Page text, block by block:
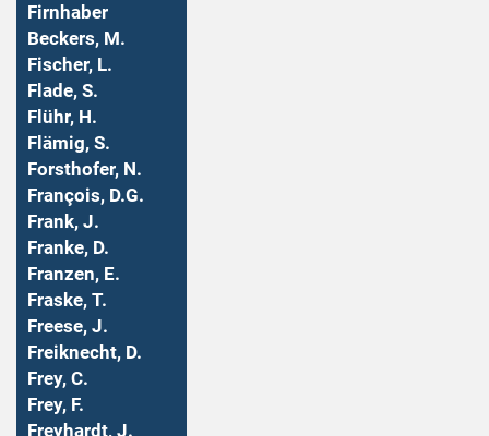
Firnhaber
Beckers, M.
Fischer, L.
Flade, S.
Flühr, H.
Flämig, S.
Forsthofer, N.
François, D.G.
Frank, J.
Franke, D.
Franzen, E.
Fraske, T.
Freese, J.
Freiknecht, D.
Frey, C.
Frey, F.
Freyhardt, J.